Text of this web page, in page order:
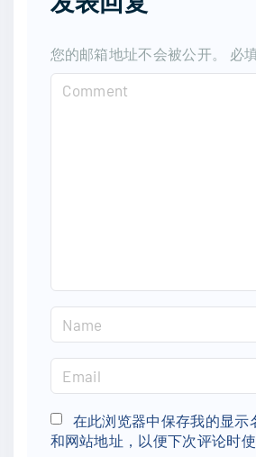
您的邮箱地址不会被公开。 必
a
e
*
m
a
i
在此浏览器中保存我的显示
和网站地址，以便下次评论时使